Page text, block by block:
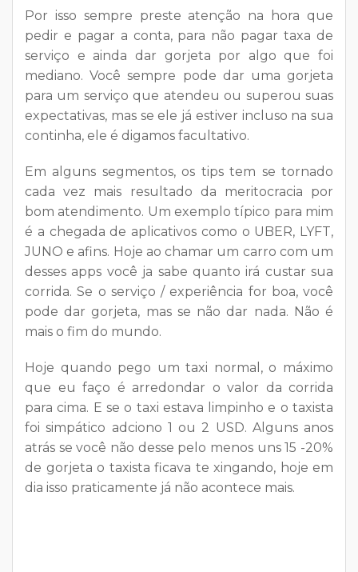
Por isso sempre preste atenção na hora que
pedir e pagar a conta, para não pagar taxa de
serviço e ainda dar gorjeta por algo que foi
mediano. Você sempre pode dar uma gorjeta
para um serviço que atendeu ou superou suas
expectativas, mas se ele já estiver incluso na sua
continha, ele é digamos facultativo.
Em alguns segmentos, os tips tem se tornado
cada vez mais resultado da meritocracia por
bom atendimento. Um exemplo típico para mim
é a chegada de aplicativos como o UBER, LYFT,
JUNO e afins. Hoje ao chamar um carro com um
desses apps você ja sabe quanto irá custar sua
corrida. Se o serviço / experiência for boa, você
pode dar gorjeta, mas se não dar nada. Não é
mais o fim do mundo.
Hoje quando pego um taxi normal, o máximo
que eu faço é arredondar o valor da corrida
para cima. E se o taxi estava limpinho e o taxista
foi simpático adciono 1 ou 2 USD. Alguns anos
atrás se você não desse pelo menos uns 15 -20%
de gorjeta o taxista ficava te xingando, hoje em
dia isso praticamente já não acontece mais.